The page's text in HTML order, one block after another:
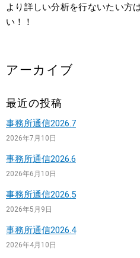
より詳しい分析を行ないたい方
い！！
アーカイブ
最近の投稿
事務所通信2026.7
2026年7月10日
事務所通信2026.6
2026年6月10日
事務所通信2026.5
2026年5月9日
事務所通信2026.4
2026年4月10日